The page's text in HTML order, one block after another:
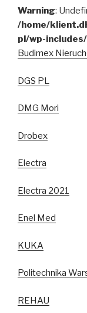
Warning:
/home/
pl/wp-
Budimex
DGS PL
DMG Mori
Drobex
Electra
Electra 2021
Enel Med
KUKA
Politechnika
REHAU